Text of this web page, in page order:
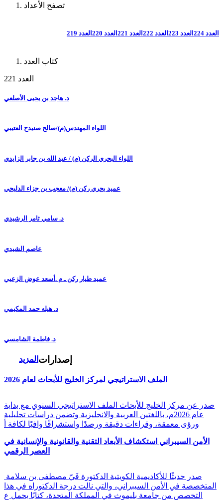
تصفح الأعداد
العدد 224 العدد 223 العدد 222 العدد 221 العدد 220 العدد 219
كتاب العدد
العدد 221
د. هاجد بن يحيى الأصلعي
اللواء المهندس(م)/صالح صنيدح العتيبي
اللواء البحري الركن (م) / عبد الله بن جابر الزايدي
عميد بحري ركن (م)/ معجب بن جزاء الدلبحي
د. سامي ثامر الرشيدي
عاصم الشيدي
عميد طيار ركن ـ م .أسعد عوض الزعبي
د. هيله حمد المكيمي
د. فاطمة الشامسي
المزيد إصدارات
الملف الاستراتيجي لمركز الخليج للأبحاث لعام 2026
صدر عن مركز الخليج للأبحاث الملف الاستراتيجي السنوي مع بداية
عام 2026م، باللغتين العربية والانجليزية وتضمن دراسات تحليلية
ورؤى معمقة، وقراءات دقيقة ورصدًا واستشرافًا وافيًا لكافة أ
الأمن السيبراني استكشاف الأبعاد التقنية والقانونية والإنسانية في
العصر الرقمي
المتخصصة في الأمن السيبراني، والتي نالت درجة الدكتوراه في هذا
التخصص من جامعة بليموث في المملكة المتحدة، كتابًا يحمل ع